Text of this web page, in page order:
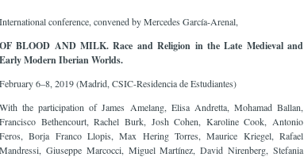
International conference, convened by Mercedes García-Arenal,
OF BLOOD AND MILK. Race and Religion in the Late Medieval and
Early Modern Iberian Worlds.
February 6–8, 2019 (Madrid, CSIC-Residencia de Estudiantes)
With the participation of James Amelang, Elisa Andretta, Mohamad Ballan,
Francisco Bethencourt, Rachel Burk, Josh Cohen, Karoline Cook, Antonio
Feros, Borja Franco Llopis, Max Hering Torres, Maurice Kriegel, Rafael
Mandressi, Giuseppe Marcocci, Miguel Martínez, David Nirenberg, Stefania